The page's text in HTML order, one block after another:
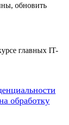
обновить
главных IT-
обработку